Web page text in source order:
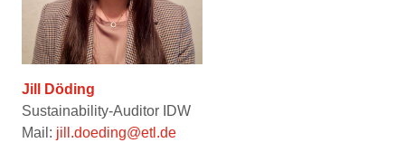
Jill Döding
Sustainability-Auditor IDW
Mail: jill.doeding@etl.de